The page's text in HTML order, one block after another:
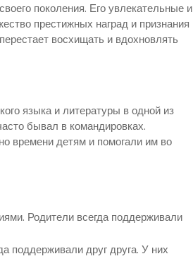
поколения. Его увлекательные и
престижных наград и признания
восхищать и вдохновлять
языка и литературы в одной из
бывал в командировках.
времени детям и помогали им во
Родители всегда поддерживали
поддерживали друг друга. У них